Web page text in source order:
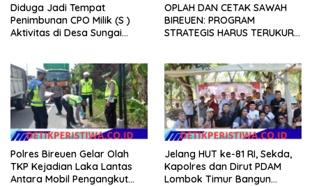
Diduga Jadi Tempat
Penimbunan CPO Milik (S )
Aktivitas di Desa Sungai
OPLAH DAN CETAK SAWAH
BIREUEN: PROGRAM
STRATEGIS HARUS TERUKUR,
Polres Bireuen Gelar Olah
TKP Kejadian Laka Lantas
Antara Mobil Pengangkut
Jelang HUT ke-81 RI, Sekda,
Kapolres dan Dirut PDAM
Lombok Timur Bangun